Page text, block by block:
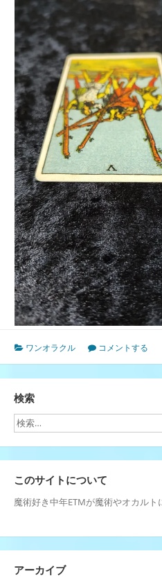
ワンオラクル コメントする
検索
このサイトについて
魔術好き中年ETMが魔術やオカルト
アーカイブ